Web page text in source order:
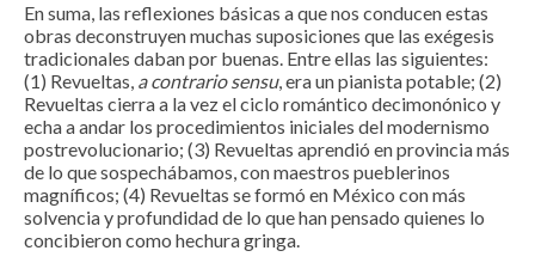
En suma, las reflexiones básicas a que nos conducen estas
obras deconstruyen muchas suposiciones que las exégesis
tradicionales daban por buenas. Entre ellas las siguientes:
(1) Revueltas, a contrario sensu, era un pianista potable; (2)
Revueltas cierra a la vez el ciclo romántico decimonónico y
echa a andar los procedimientos iniciales del modernismo
postrevolucionario; (3) Revueltas aprendió en provincia más
de lo que sospechábamos, con maestros pueblerinos
magníficos; (4) Revueltas se formó en México con más
solvencia y profundidad de lo que han pensado quienes lo
concibieron como hechura gringa.